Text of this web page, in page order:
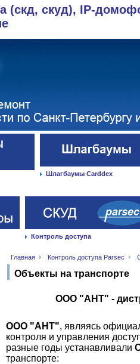
(скд, скуд), IP-
Шлагбаумы Carddex
Контроль доступа
Главная Контроль доступа Parsec
Объекты на транспорте
ООО "АНТ" -
ООО "АНТ", являясь
контроля и управления
разные годы устанавливали
транспорте: